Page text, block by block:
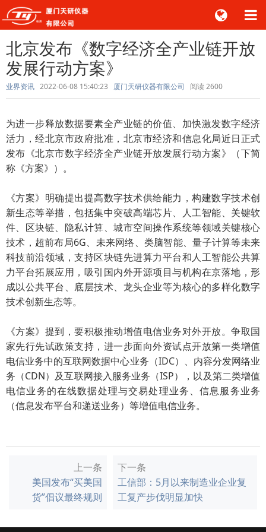
北京发布《数字经济全产业链开放
发展行动方案》
业界资讯 2022-06-08 15:40:23 厦门天研仪器有限公司 阅读2600
为进一步释放数据要素全产业链的价值、加快激发数字经济
活力，经北京市政府批准，北京市经济和信息化局近日正式
发布《北京市数字经济全产业链开放发展行动方案》（下简
称《方案》）。
《方案》明确提出提高数字技术供给能力，构建数字技术创
新生态等举措，包括集中突破高端芯片、人工智能、关键软
件、区块链、隐私计算、城市空间操作系统等领域关键核心
技术，超前布局6G、未来网络、类脑智能、量子计算等未来
科技前沿领域，支持区块链先进算力平台和人工智能公共算
力平台拓展应用，吸引国内外开源项目与机构在京落地，形
成以公共平台、底层技术、龙头企业等为核心的多样化数字
技术创新生态等。
《方案》提到，要积极推动增值电信业务对外开放。争取国
家先行先试政策支持，进一步面向外资试点开放第一类增值
电信业务中的互联网数据中心业务（IDC）、内容分发网络业
务（CDN）及互联网接入服务业务（ISP），以及第二类增值
电信业务的在线数据处理与交易处理业务、信息服务业务
（信息发布平台和递送业务）等增值电信业务。
上一条
美国发布“买美国
货”倡议最终规则
下一条
工信部：5月以来制造业企业复
工复产步伐明显加快